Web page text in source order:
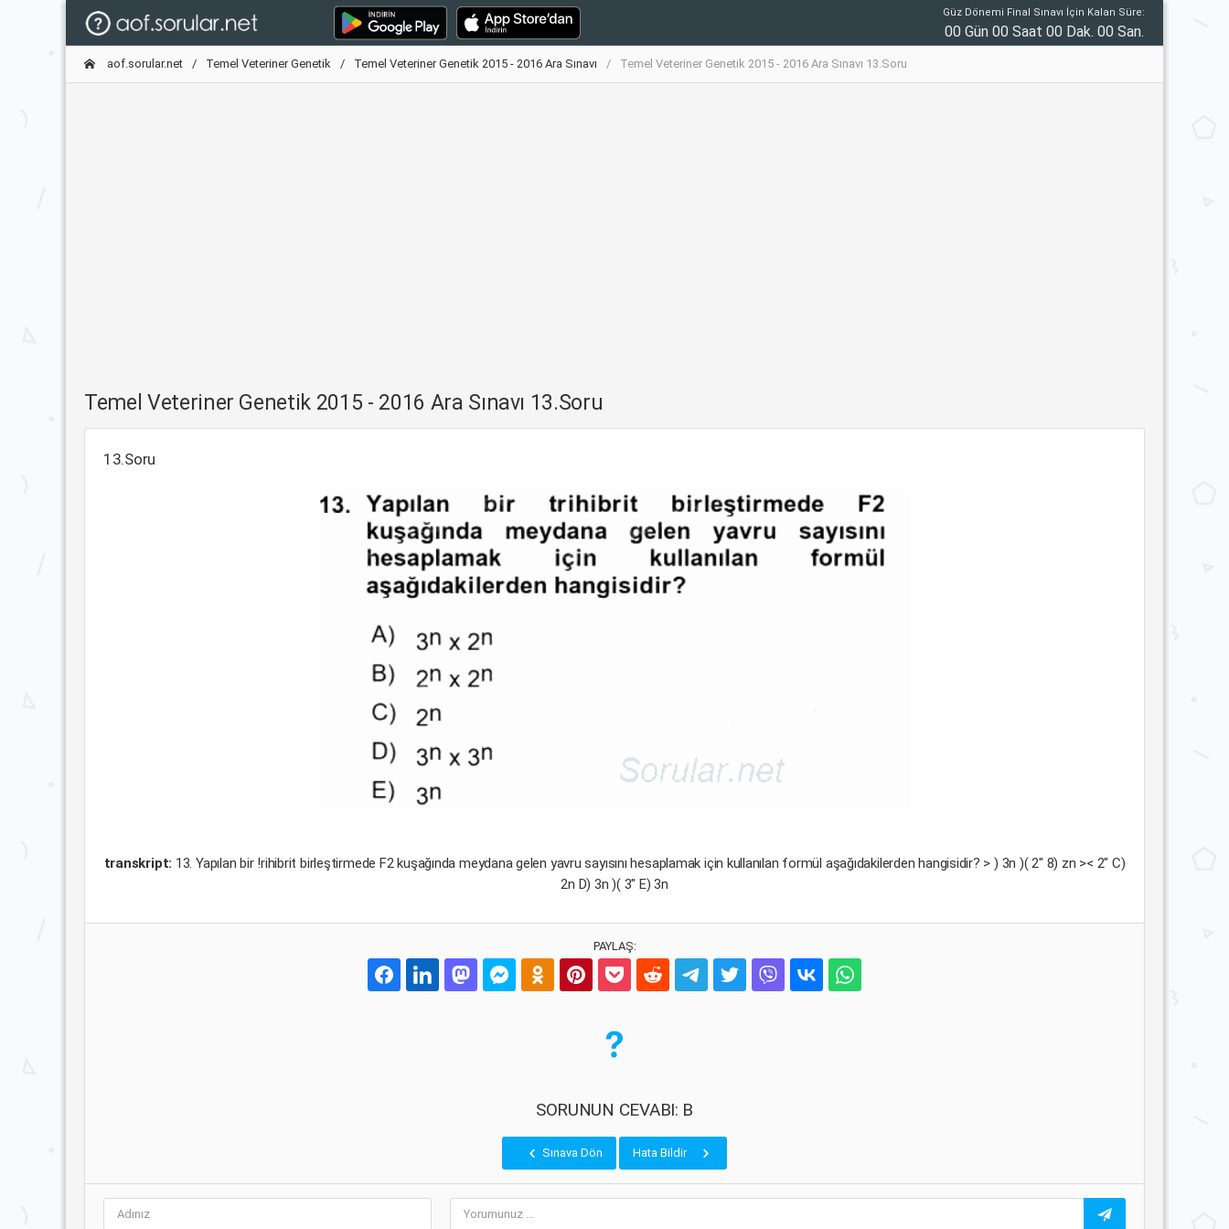
Güz Dönemi Final Sınavı İçin Kalan Süre:
00 Gün 00 Saat 00 Dak. 00 San.
aof.sorular.net Temel Veteriner Genetik Temel Veteriner Genetik 2015 - 2016 Ara Sınavı Temel Veteriner Genetik 2015 - 2016 Ara Sınavı 13.Soru
Temel Veteriner Genetik 2015 - 2016 Ara Sınavı 13.Soru
13.Soru
transkript: 13. Yapılan bir !rihibrit birleştirmede F2 kuşağında meydana gelen yavru sayısını hesaplamak için kullanılan formül aşağıdakilerden hangisidir? > ) 3n )( 2" 8) zn >< 2" C)
2n D) 3n )( 3" E) 3n
PAYLAŞ:
SORUNUN CEVABI: B
Sınava Dön Hata Bildir